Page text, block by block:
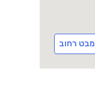
מבט רחוב